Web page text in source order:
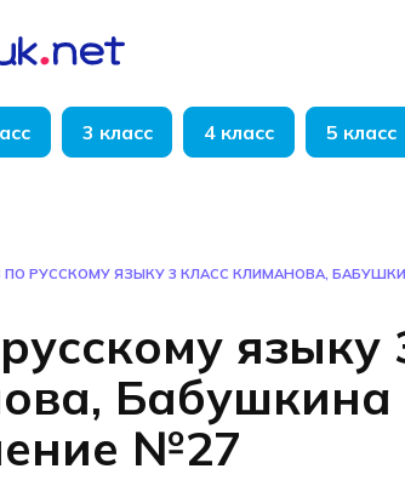
3 класс 4 класс 5 класс
ПО РУССКОМУ ЯЗЫКУ 3 КЛАСС КЛИМАНОВА,
языку
Бабушкина
№27